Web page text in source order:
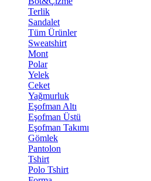
Terlik
Sandalet
Tüm Ürünler
Sweatshirt
Mont
Polar
Yelek
Ceket
Yağmurluk
Eşofman Altı
Eşofman Üstü
Eşofman Takımı
Gömlek
Pantolon
Tshirt
Polo Tshirt